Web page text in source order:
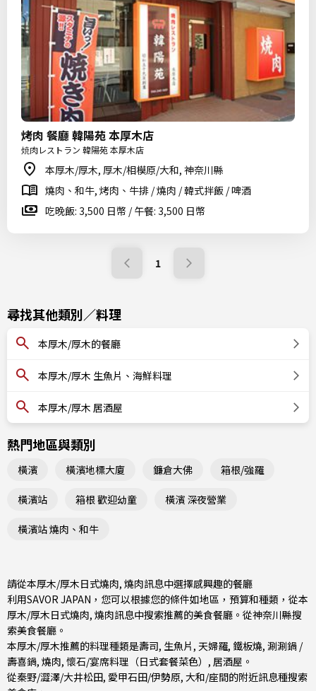
烤肉 餐廳 韓陽苑 本厚木店
焼肉レストラン 韓陽苑 本厚木店
本厚木/厚木, 厚木/相模原/大和, 神奈川縣
燒肉、和牛, 烤肉、牛排 / 燒肉 / 韓式拌飯 / 啤酒
吃晚飯: 3,500 日幣 / 午餐: 3,500 日幣
1
尋找其他類別／料理
本厚木/厚木的餐廳
本厚木/厚木 生魚片、海鮮料理
本厚木/厚木 居酒屋
熱門地區與類別
橫濱 橫濱地標大廈 鐮倉大佛 箱根/強羅
橫濱站 箱根 歡迎幼童 橫濱 深夜營業
橫濱站 燒肉、和牛
請從本厚木/厚木日式燒肉, 燒肉訊息中選擇感興趣的餐廳
利用SAVOR JAPAN，您可以根據您的條件如地區，預算和種類，從本
厚木/厚木日式燒肉, 燒肉訊息中搜索推薦的美食餐廳。從神奈川縣搜
索美食餐廳。
本厚木/厚木推薦的料理種類是壽司, 生魚片 , 天婦羅, 鐵板燒, 涮涮鍋 /
壽喜鍋, 燒肉, 懷石/宴席料理（日式套餐菜色） , 居酒屋 。
從秦野/澀澤/大井松田, 愛甲石田/伊勢原, 大和/座間的附近訊息種搜索